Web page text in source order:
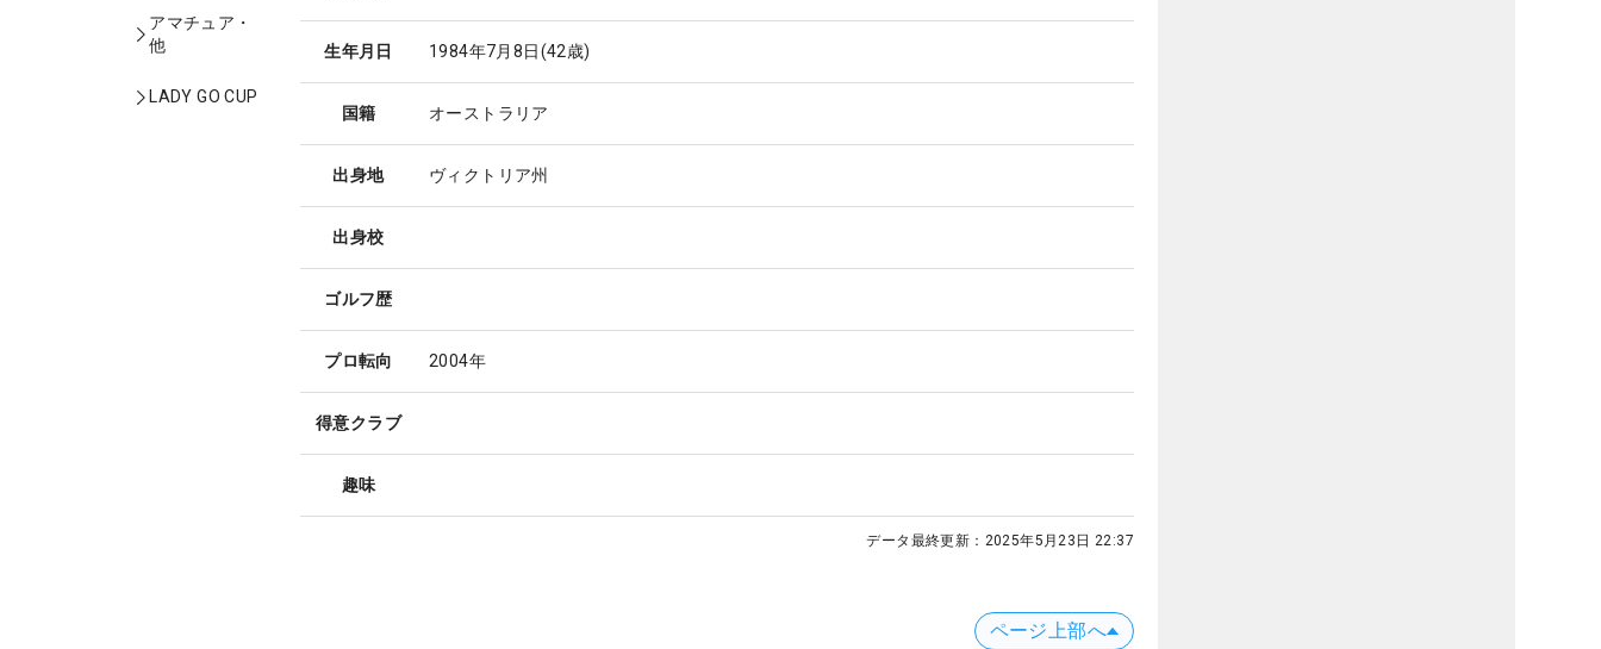
アマチュア・
他
LADY GO CUP
生年月日 1984年7月8日(42歳)
国籍 オーストラリア
出身地 ヴィクトリア州
出身校
ゴルフ歴
プロ転向 2004年
得意クラブ
趣味
データ最終更新： 2025年5月23日 22:37
ページ上部へ